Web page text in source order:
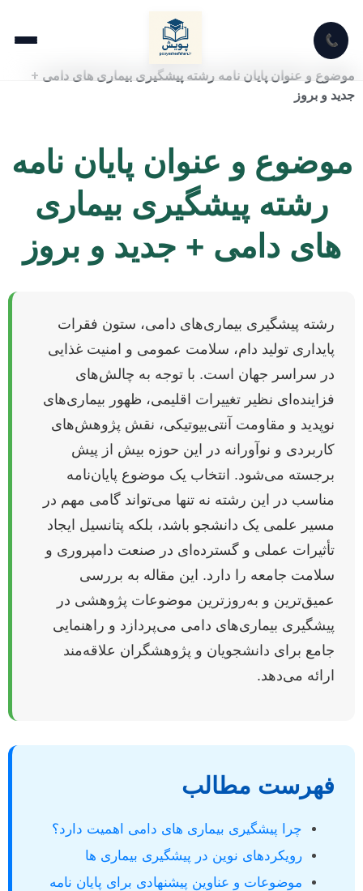
📞
موضوع و عنوان پایان نامه رشته پیشگیری بیماری های دامی +
جدید و بروز
موضوع و عنوان پایان نامه
رشته پیشگیری بیماری
های دامی + جدید و بروز
رشته پیشگیری بیماری‌های دامی، ستون فقرات
پایداری تولید دام، سلامت عمومی و امنیت غذایی
در سراسر جهان است. با توجه به چالش‌های
فزاینده‌ای نظیر تغییرات اقلیمی، ظهور بیماری‌های
نوپدید و مقاومت آنتی‌بیوتیکی، نقش پژوهش‌های
کاربردی و نوآورانه در این حوزه بیش از پیش
برجسته می‌شود. انتخاب یک موضوع پایان‌نامه
مناسب در این رشته نه تنها می‌تواند گامی مهم در
مسیر علمی یک دانشجو باشد، بلکه پتانسیل ایجاد
تأثیرات عملی و گسترده‌ای در صنعت دامپروری و
سلامت جامعه را دارد. این مقاله به بررسی
عمیق‌ترین و به‌روزترین موضوعات پژوهشی در
پیشگیری بیماری‌های دامی می‌پردازد و راهنمایی
جامع برای دانشجویان و پژوهشگران علاقه‌مند
ارائه می‌دهد.
فهرست مطالب
چرا پیشگیری بیماری های دامی اهمیت دارد؟
رویکردهای نوین در پیشگیری بیماری ها
موضوعات و عناوین پیشنهادی برای پایان نامه